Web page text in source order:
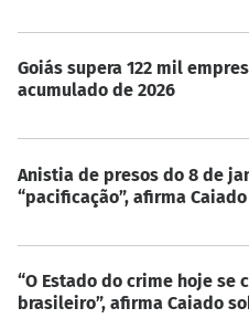
Goiás supera 122 mil
acumulado de 2026
Anistia de presos do 8 de
“pacificação”, afirma
“O Estado do crime hoje se
brasileiro”, afirma Caiado